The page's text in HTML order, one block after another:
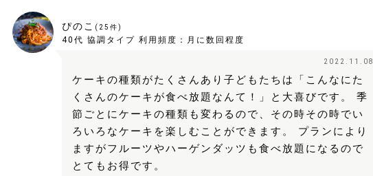
ぴのこ ( 25 件)
40代 協調タイプ 利用頻度： 月に数回程度
2022.11.08
ケーキの種類がたくさんあり子どもたちは「こんなにた
くさんのケーキが食べ放題なんて！」と大喜びです。 季
節ごとにケーキの種類も変わるので、その時その時でい
ろいろなケーキを楽しむことができます。 プランにより
ますがフルーツやハーゲンダッツも食べ放題になるので
とてもお得です。